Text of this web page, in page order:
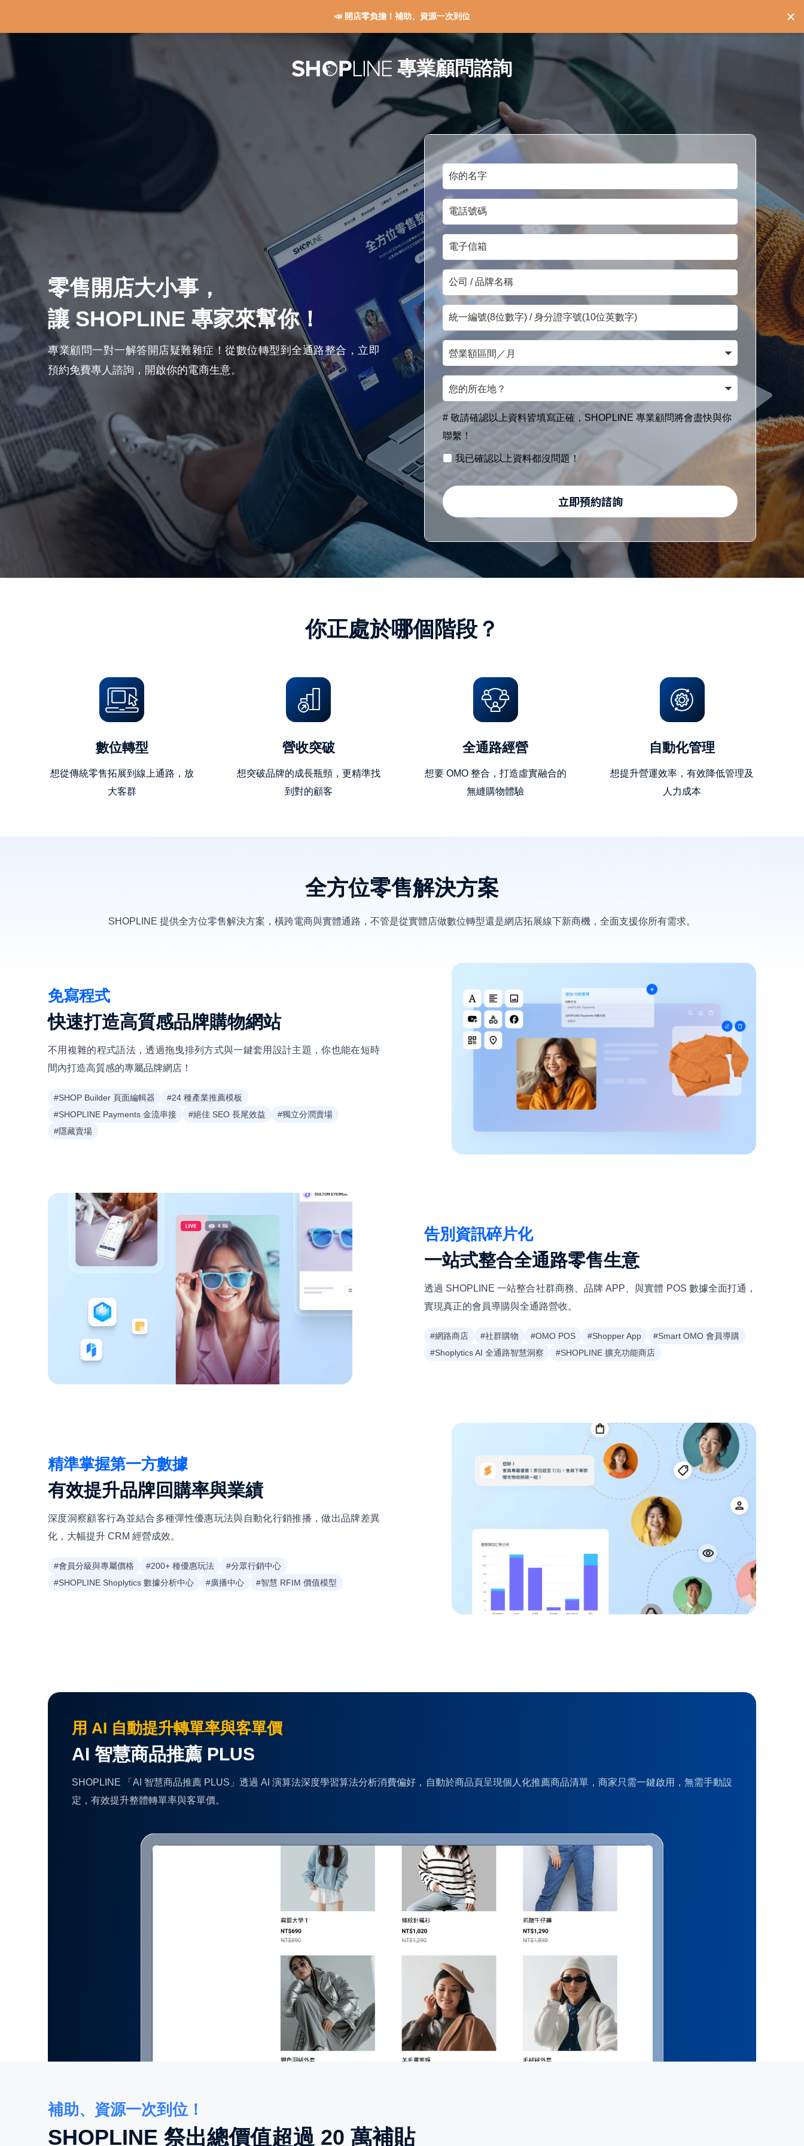
📣 開店零負擔！補助、資源一次到位
專業顧問諮詢
零售開店大小事，
讓 SHOPLINE 專家來幫你！
專業顧問一對一解答開店疑難雜症！從數位轉型到全通路整合，立即
預約免費專人諮詢，開啟你的電商生意。
你
的
名
字
電
話
號
碼
電
子
信
箱
公
司
/
品
牌
名
稱
統
一
編
號
(8
位
數
字)
/
分
證
號
(10
位
字)
營
業
額
區
間
／
月
您
的
所
在
# 敬請確認以上資料皆填寫正確，SHOPLINE 專業顧問將會盡快與你
聯繫！
我已確認以上資料都沒問題！
立即預約諮詢
你正處於哪個階段？
數位轉型
想從傳統零售拓展到線上通路，放
大客群
營收突破
想突破品牌的成長瓶頸，更精準找
到對的顧客
全通路經營
想要 OMO 整合，打造虛實融合的
無縫購物體驗
自動化管理
想提升營運效率，有效降低管理及
人力成本
全方位零售解決方案
SHOPLINE 提供全方位零售解決方案，橫跨電商與實體通路，不管是從實體店做數位轉型還是網店拓展線下新商機，全面支援你所有需求。
免寫程式
快速打造高質感品牌購物網站
不用複雜的程式語法，透過拖曳排列方式與一鍵套用設計主題，你也能在短時
間內打造高質感的專屬品牌網店！
#SHOP Builder 頁面編輯器
#24 種產業推薦模板
#SHOPLINE Payments 金流串接
#絕佳 SEO 長尾效益
#獨立分潤賣場
#隱藏賣場
告別資訊碎片化
一站式整合全通路零售生意
透過 SHOPLINE 一站整合社群商務、品牌 APP、與實體 POS 數據全面打通，
實現真正的會員導購與全通路營收。
#網路商店 #社群購物 #OMO POS #Shopper App
#Smart OMO 會員導購
#Shoplytics AI 全通路智慧洞察
#SHOPLINE 擴充功能商店
精準掌握第一方數據
有效提升品牌回購率與業績
深度洞察顧客行為並結合多種彈性優惠玩法與自動化行銷推播，做出品牌差異
化，大幅提升 CRM 經營成效。
#會員分級與專屬價格 #200+ 種優惠玩法
#分眾行銷中心
#SHOPLINE Shoplytics 數據分析中心
#廣播中心 #智慧 RFIM 價值模型
用 AI 自動提升轉單率與客單價
AI 智慧商品推薦 PLUS
SHOPLINE 「AI 智慧商品推薦 PLUS」透過 AI 演算法深度學習算法分析消費偏好，自動於商品頁呈現個人化推薦商品清單，商家只需一鍵啟用，無需手動設
定，有效提升整體轉單率與客單價。
補助、資源一次到位！
SHOPLINE 祭出總價值超過 20 萬補貼